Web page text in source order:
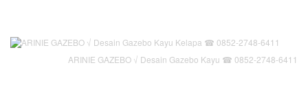
ARINIE GAZEBO √ Desain Gazebo Kayu ☎ 0852-2748-6411